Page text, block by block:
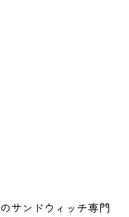
サンドウィッチ専門